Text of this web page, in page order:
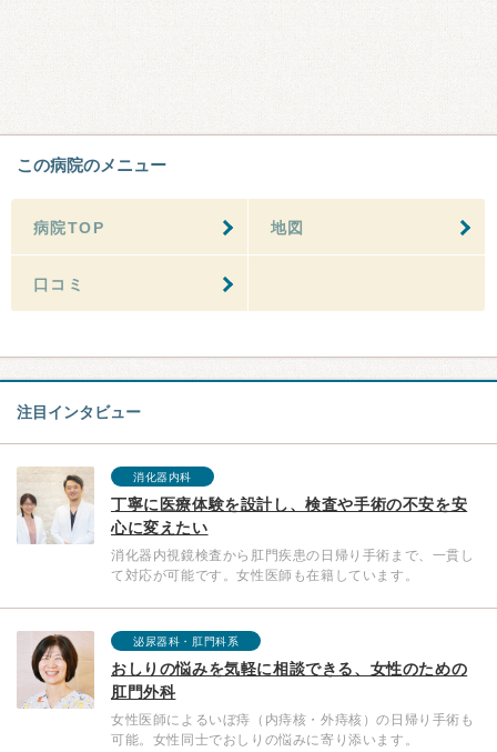
この病院のメニュー
病院TOP 地図
口コミ
注目インタビュー
消化器内科
丁寧に医療体験を設計し、検査や手術の不安を安
心に変えたい
消化器内視鏡検査から肛門疾患の日帰り手術まで、一貫し
て対応が可能です。女性医師も在籍しています。
泌尿器科・肛門科系
おしりの悩みを気軽に相談できる、女性のための
肛門外科
女性医師によるいぼ痔（内痔核・外痔核）の日帰り手術も
可能。女性同士でおしりの悩みに寄り添います。